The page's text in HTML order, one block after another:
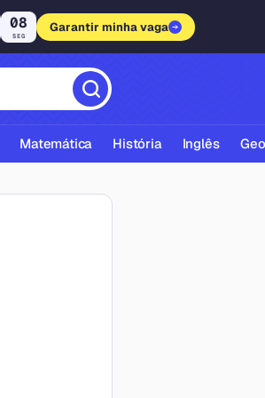
07
SEG
Garantir minha vaga
Matemática História Inglês